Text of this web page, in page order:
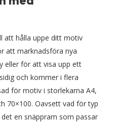
att hålla uppe ditt motiv
att marknadsföra nya
eller för att visa upp ett
och kommer i flera
för motiv i storlekarna A4,
70×100. Oavsett vad för typ
en snäppram som passar